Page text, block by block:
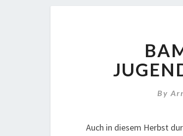
By
Auch in diesem Herbst